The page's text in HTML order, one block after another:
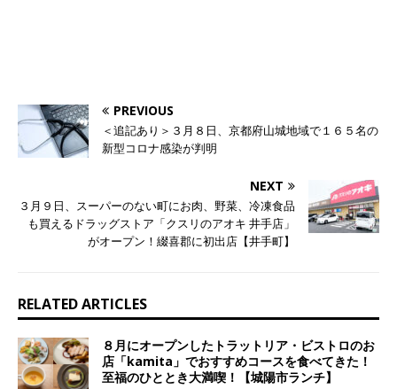
PREVIOUS
＜追記あり＞３月８日、京都府山城地域で１６５名の
新型コロナ感染が判明
NEXT
３月９日、スーパーのない町にお肉、野菜、冷凍食品
も買えるドラッグストア「クスリのアオキ 井手店」
がオープン！綴喜郡に初出店【井手町】
RELATED ARTICLES
８月にオープンしたトラットリア・ビストロのお
店「kamita」でおすすめコースを食べてきた！
至福のひととき大満喫！【城陽市ランチ】